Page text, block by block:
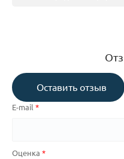
Оставить отзыв
E-mail
Оценка